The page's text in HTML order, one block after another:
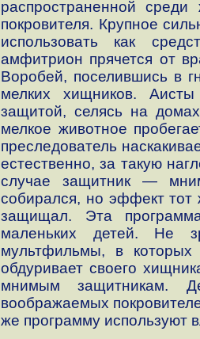
распространенной
покровителя. Крупное
использовать как
амфитрион прячется от
Воробей, поселившись в
мелких хищников.
защитой, селясь на
мелкое животное
преследователь
естественно, за такую
случае защитник —
собирался, но эффект тот
защищал. Эта
маленьких детей. Не
мультфильмы, в
обдуривает своего
мнимым защитникам.
воображаемых
же программу используют